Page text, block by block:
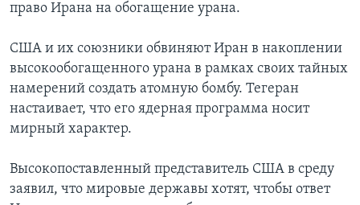
право Ирана на обогащение урана.
США и их союзники обвиняют Иран в накоплении
высокообогащенного урана в рамках своих тайных
намерений создать атомную бомбу. Тегеран
настаивает, что его ядерная программа носит
мирный характер.
Высокопоставленный представитель США в среду
заявил, что мировые державы хотят, чтобы ответ